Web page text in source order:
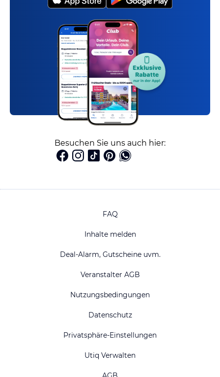
Besuchen Sie uns auch hier:
FAQ
Inhalte melden
Deal-Alarm, Gutscheine uvm.
Veranstalter AGB
Nutzungsbedingungen
Datenschutz
Privatsphäre-Einstellungen
Utiq Verwalten